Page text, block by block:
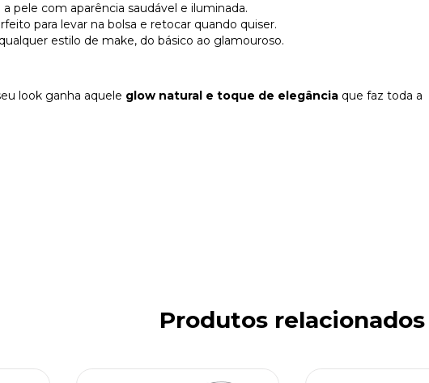
pele com aparência saudável e iluminada.
para levar na bolsa e retocar quando quiser.
estilo de make, do básico ao glamouroso.
look ganha aquele glow natural e toque de elegância que faz toda a
Produtos relacionados